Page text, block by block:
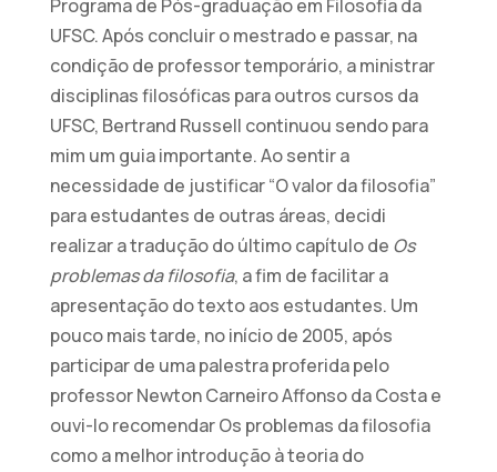
Programa de Pós-graduação em Filosofia da
UFSC. Após concluir o mestrado e passar, na
condição de professor temporário, a ministrar
disciplinas filosóficas para outros cursos da
UFSC, Bertrand Russell continuou sendo para
mim um guia importante. Ao sentir a
necessidade de justificar “O valor da filosofia”
para estudantes de outras áreas, decidi
realizar a tradução do último capítulo de Os
problemas da filosofia, a fim de facilitar a
apresentação do texto aos estudantes. Um
pouco mais tarde, no início de 2005, após
participar de uma palestra proferida pelo
professor Newton Carneiro Affonso da Costa e
ouvi-lo recomendar Os problemas da filosofia
como a melhor introdução à teoria do